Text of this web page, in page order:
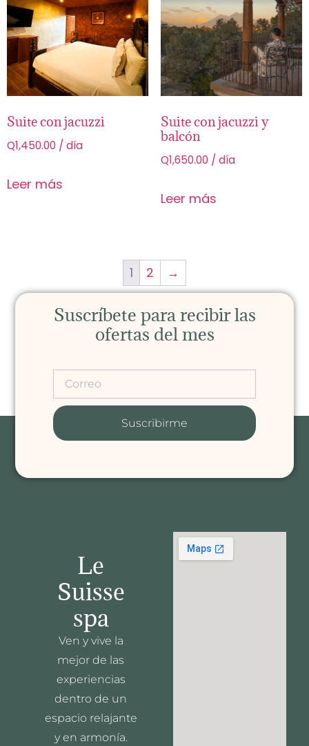
Suite con jacuzzi
Q1,450.00 / día
Leer más
Suite con jacuzzi y
balcón
Q1,650.00 / día
Leer más
1 2 →
Suscríbete para recibir las
ofertas del mes
Suscribirme
Le
Suisse
spa
Ven y vive la
mejor de las
experiencias
dentro de un
espacio relajante
y en armonía.